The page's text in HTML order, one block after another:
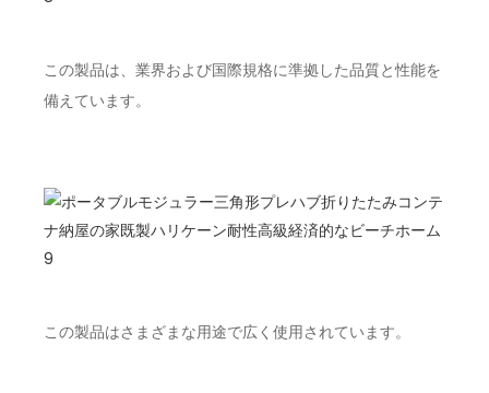
この製品は、業界および国際規格に準拠した品質と性能を
備えています。
この製品はさまざまな用途で広く使用されています。